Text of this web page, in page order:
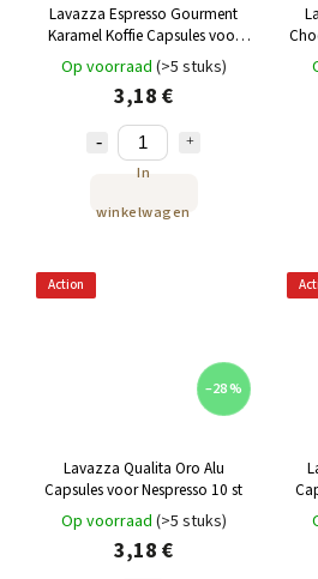
Lavazza Espresso Gourment
Karamel Koffie Capsules voor
Nespresso 10 stuks
Op voorraad (>5 stuks)
3,18 €
In
winkelwagen
Action
–28 %
Lavazza Qualita Oro Alu
Capsules voor Nespresso 10 st
Op voorraad (>5 stuks)
3,18 €